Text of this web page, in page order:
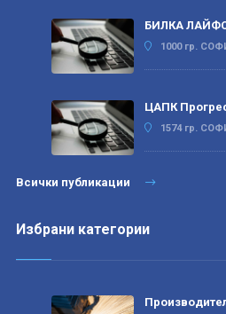
БИЛКА
1000 гр.
ЦАПК
1574 гр.
Всички публикации
Избрани категории